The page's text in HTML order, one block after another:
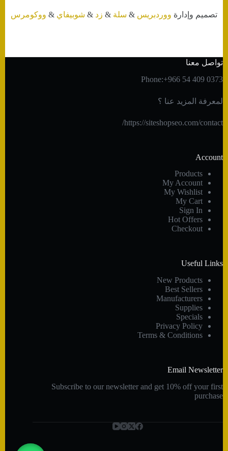
تصميم وإدارة ووردبريس & سلة & زد & شوبيفاي & ووكومرس
تواصل معنا
Phone:+966 54 409 0373
لمعرفة المزيد عنا ؟
https://siteshopseo.com/contact/
Account
Products
My Account
My Wishlist
My Cart
Sign In
Hot Offers
Checkout
Useful Links
New Products
Best Sellers
Manufacturers
Supplies
Specials
Privacy Policy
Terms & Conditions
Email Newsletter
Subscribe to our newsletter and get 10% off your first
purchase